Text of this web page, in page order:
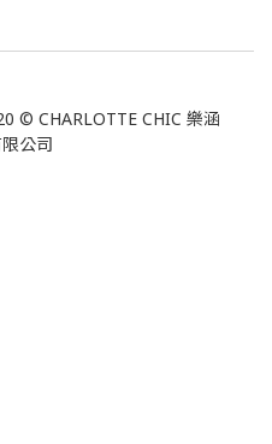
© CHARLOTTE CHIC 樂涵
公司